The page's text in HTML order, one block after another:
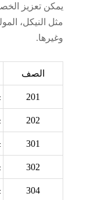
يمكن تعزيز
مثل النيكل،
وغيرها.
الصف
201
202
301
302
304